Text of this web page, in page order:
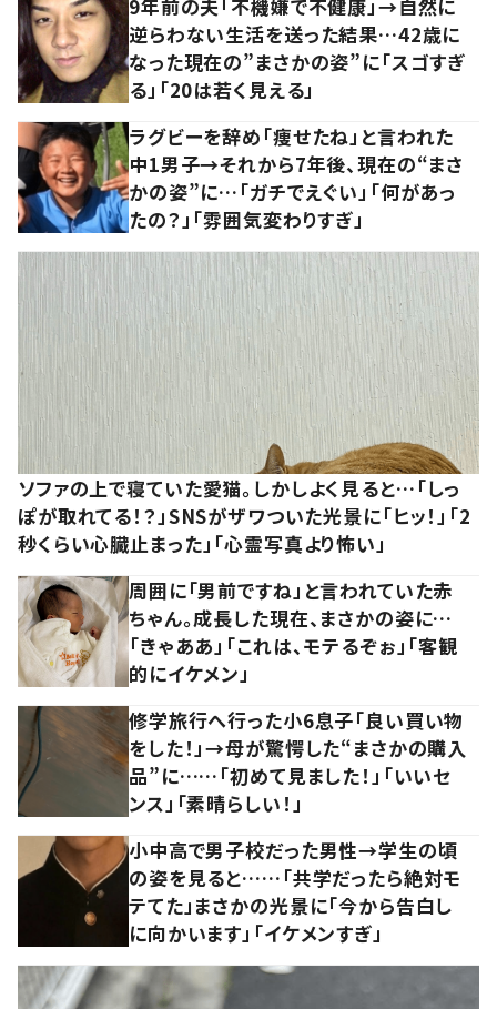
9年前の夫「不機嫌で不健康」→自然に
逆らわない生活を送った結果…42歳に
なった現在の”まさかの姿”に「スゴすぎ
る」「20は若く見える」
ラグビーを辞め「痩せたね」と言われた
中1男子→それから7年後、現在の“まさ
かの姿”に…「ガチでえぐい」「何があっ
たの？」「雰囲気変わりすぎ」
ソファの上で寝ていた愛猫。しかしよく見ると…「しっ
ぽが取れてる！？」SNSがザワついた光景に「ヒッ！」「2
秒くらい心臓止まった」「心霊写真より怖い」
周囲に「男前ですね」と言われていた赤
ちゃん。成長した現在、まさかの姿に…
「きゃああ」「これは、モテるぞぉ」「客観
的にイケメン」
修学旅行へ行った小6息子「良い買い物
をした！」→母が驚愕した“まさかの購入
品”に……「初めて見ました！」「いいセ
ンス」「素晴らしい！」
小中高で男子校だった男性→学生の頃
の姿を見ると……「共学だったら絶対モ
テてた」まさかの光景に「今から告白し
に向かいます」「イケメンすぎ」